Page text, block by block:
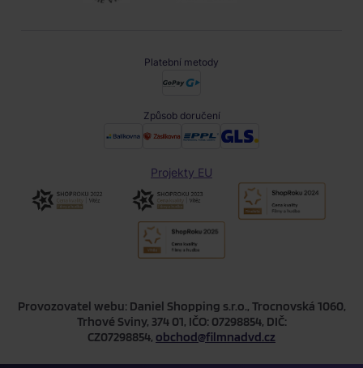
Platební metody
Způsob doručení
Projekty EU
Provozovatel webu: Daniel Shopping s.r.o., Trocnovská 1060,
Trhové Sviny, 374 01, IČO: 07298854, DIČ:
CZ07298854, obchod@filmnadvd.cz